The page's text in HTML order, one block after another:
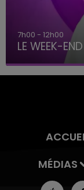
7h00 - 12h00
LE WEEK-
MÉDIAS